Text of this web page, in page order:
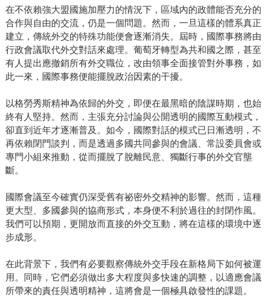
在不依賴強大盟國施加壓力的情況下，區域內的政體能否充分的
合作與自由的交流，仍是一個問題。然而，一旦這樣的體系真正
建立，傳統外交的特殊功能便會逐漸消失。屆時，國際事務將由
行政會議取代外交對話來處理。葡萄牙轉型為共和國之際，甚至
有人提出應撤銷所有外交職位，改由領事全面接管對外事務，如
此一來，國際事務便能擺脫政治因素的干擾。
以格勞秀斯精神為依歸的外交，即便在最黑暗的陰謀時期，也始
終有人堅持。然而，主張充分討論與公開透明的國際互動模式，
卻直到近年才逐漸普及。如今，國際對話的模式已日漸透明，不
再依賴閉門談判，而是透過多國共同參與的會議、常設委員會或
專門小組來推動，從而擺脫了脫離民意、獨斷行事的外交官壟
斷。
國際會議至今確實仍深受舊有祕密外交精神的影響。然而，這種
更大型、多國參與的協商形式，本身便不利於過往的封閉作風。
我們可以預期，更開放而直接的外交互動，將在這樣的環境中逐
步成形。
在此背景下，我們有必要觀察傳統外交手段在新格局下如何被運
用。同時，它們必須做出多大程度與多快速的調整，以適應會議
所帶來的責任與透明精神，這將會是一個極具啟發性的課題。